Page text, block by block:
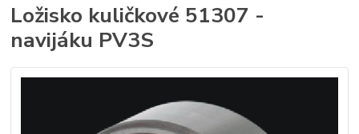
Ložisko kuličkové 51307 -
navijáku PV3S